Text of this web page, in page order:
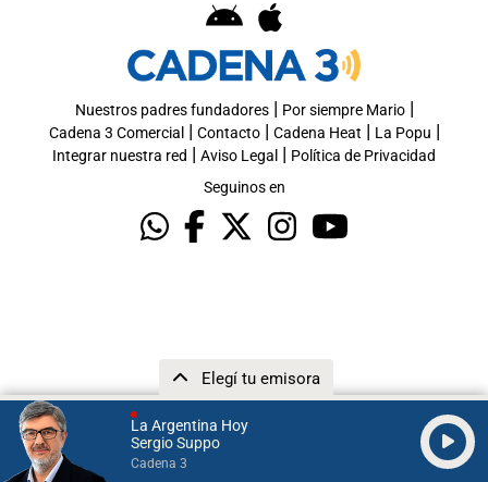
La Argentina Hoy
Sergio Suppo
Cadena 3
Elegí tu emisora
Nuestros padres fundadores| Por siempre Mario|
Cadena 3 Comercial | Contacto| Cadena Heat | La Popu |
Integrar nuestra red | Aviso Legal | Política de Privacidad
Seguinos en